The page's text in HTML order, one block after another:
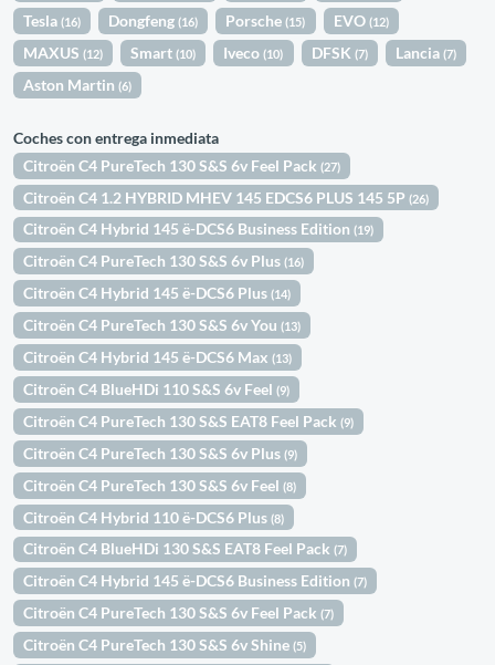
Tesla(16) Dongfeng(16) Porsche(15) EVO (12)
MAXUS(12) Smart(10) Iveco(10) DFSK (7) Lancia (7)
Aston Martin(6)
Coches con entrega inmediata
Citroën C4 PureTech 130 S&S 6v Feel Pack(27)
Citroën C4 1.2 HYBRID MHEV 145 EDCS6 PLUS 145 5P(26)
Citroën C4 Hybrid 145 ë-DCS6 Business Edition(19)
Citroën C4 PureTech 130 S&S 6v Plus(16)
Citroën C4 Hybrid 145 ë-DCS6 Plus(14)
Citroën C4 PureTech 130 S&S 6v You(13)
Citroën C4 Hybrid 145 ë-DCS6 Max(13)
Citroën C4 BlueHDi 110 S&S 6v Feel(9)
Citroën C4 PureTech 130 S&S EAT8 Feel Pack(9)
Citroën C4 PureTech 130 S&S 6v Plus(9)
Citroën C4 PureTech 130 S&S 6v Feel(8)
Citroën C4 Hybrid 110 ë-DCS6 Plus(8)
Citroën C4 BlueHDi 130 S&S EAT8 Feel Pack(7)
Citroën C4 Hybrid 145 ë-DCS6 Business Edition(7)
Citroën C4 PureTech 130 S&S 6v Feel Pack(7)
Citroën C4 PureTech 130 S&S 6v Shine(5)